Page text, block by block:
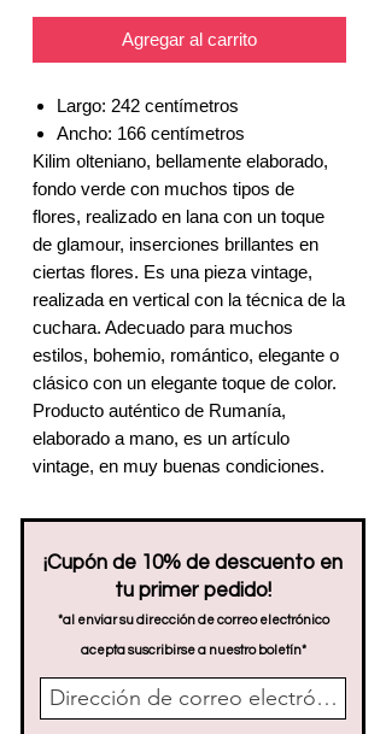
Agregar al carrito
Largo: 242 centímetros
Ancho: 166 centímetros
Kilim olteniano, bellamente elaborado,
fondo verde con muchos tipos de
flores, realizado en lana con un toque
de glamour, inserciones brillantes en
ciertas flores. Es una pieza vintage,
realizada en vertical con la técnica de la
cuchara. Adecuado para muchos
estilos, bohemio, romántico, elegante o
clásico con un elegante toque de color.
Producto auténtico de Rumanía,
elaborado a mano, es un artículo
vintage, en muy buenas condiciones.
¡Cupón de 10% de descuento en
tu primer pedido!
*al enviar su dirección de correo electrónico
acepta suscribirse a nuestro boletín*